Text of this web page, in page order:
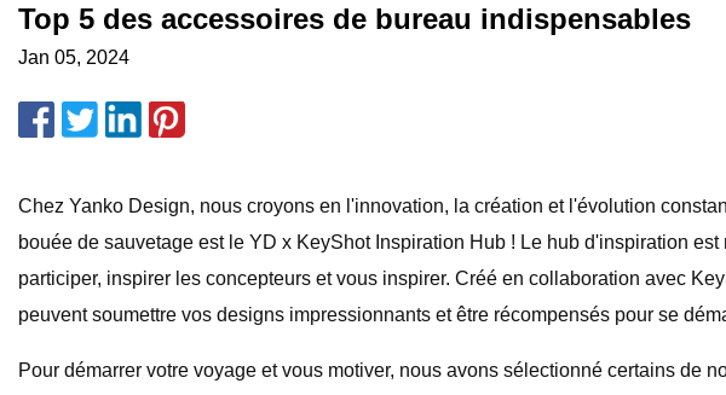
Top 5 des accessoires de bureau indispensables
Jan 05, 2024
Chez Yanko Design, nous croyons en l'innovation, la création et l'évolution
bouée de sauvetage est le YD x KeyShot Inspiration Hub ! Le hub d'inspiration
participer, inspirer les concepteurs et vous inspirer. Créé en collaboration avec
peuvent soumettre vos designs impressionnants et être récompensés pour se
Pour démarrer votre voyage et vous motiver, nous avons sélectionné certains de